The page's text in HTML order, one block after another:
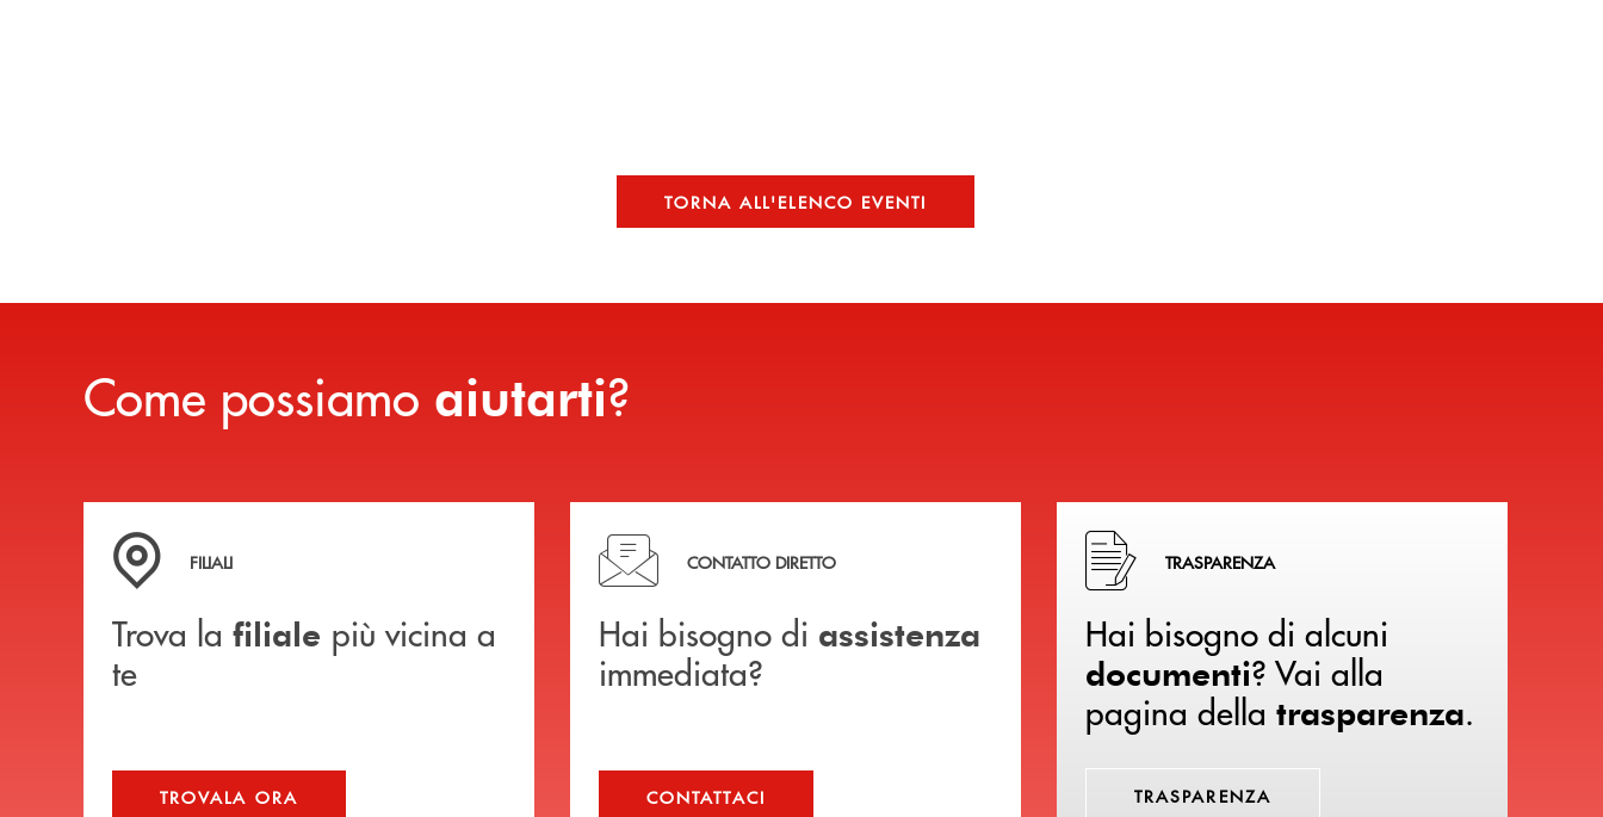
TORNA ALL'ELENCO EVENTI
Come possiamo aiutarti?
Trova la filiale più vicina a te
FILIALI
Trova la filiale più vicina a
te
TROVALA ORA
Hai bisogno di assistenza immediata?
CONTATTO DIRETTO
Hai bisogno di assistenza
immediata?
CONTATTACI
Hai bisogno di alcuni documenti ? Vai alla pagina della
TRASPARENZA
Hai bisogno di alcuni
documenti? Vai alla
pagina della trasparenza.
TRASPARENZA